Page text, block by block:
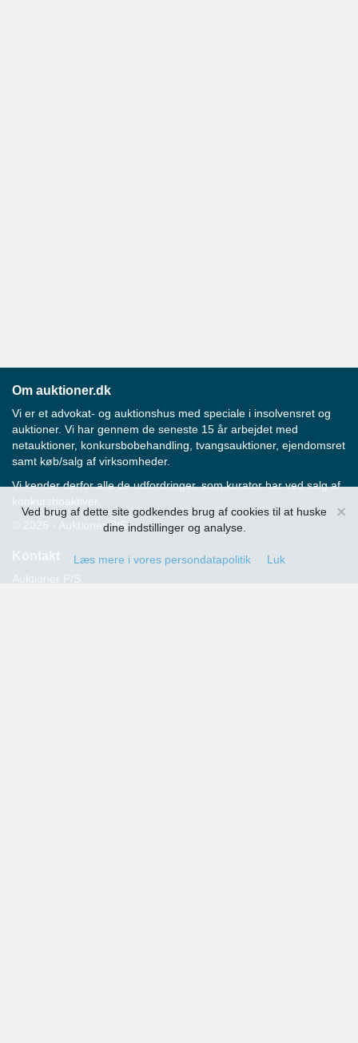
×
Ved brug af dette site godkendes brug af cookies til at huske
dine indstillinger og analyse.
Læs mere i vores persondatapolitik Luk
Om auktioner.dk
Vi er et advokat- og auktionshus med speciale i insolvensret og
auktioner. Vi har gennem de seneste 15 år arbejdet med
netauktioner, konkursbobehandling, tvangsauktioner, ejendomsret
samt køb/salg af virksomheder.
Vi kender derfor alle de udfordringer, som kurator har ved salg af
konkursboaktiver.
© 2026 - Auktioner P/S
Kontakt
Auktioner P/S